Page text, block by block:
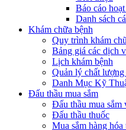
Báo cáo
Danh sách
Khám chữa bệnh
Quy trình khám
Bảng giá các dịch
Lịch khám bệnh
Quản lý chất
Danh Mục Kỹ
Đấu thầu mua sắm
Đấu thầu mua sắm
Đấu thầu thuốc
Mua sắm hàng